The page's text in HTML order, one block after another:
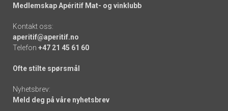
Medlemskap Apéritif Mat- og vinklubb
Kontakt oss:
aperitif@aperitif.no
Telefon +47 21 45 61 60
Ofte stilte spørsmål
Nyhetsbrev:
Meld deg på våre nyhetsbrev